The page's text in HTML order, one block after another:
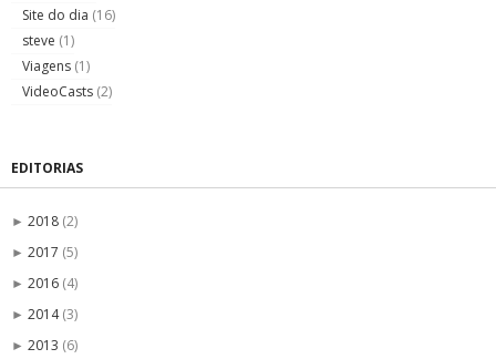
Site do dia (16)
steve (1)
Viagens (1)
VideoCasts (2)
EDITORIAS
► 2018 (2)
► 2017 (5)
► 2016 (4)
► 2014(3)
► 2013 (6)